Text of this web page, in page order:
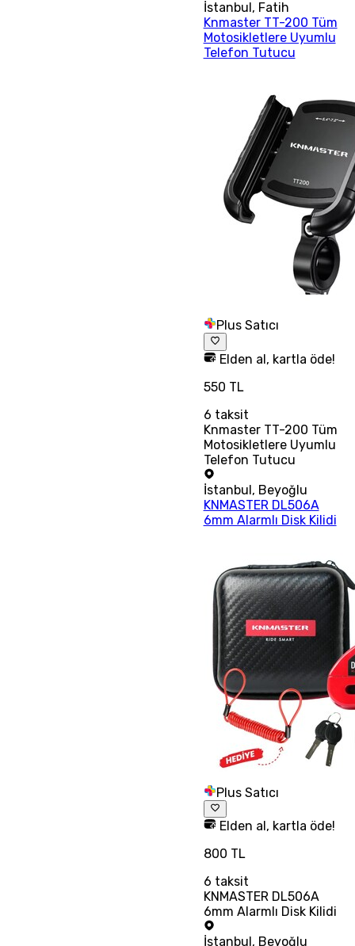
İstanbul , Fatih
Knmaster TT-200 Tüm
Motosikletlere Uyumlu
Telefon Tutucu
Plus Satıcı
Elden al, kartla öde!
550 TL
6 taksit
Knmaster TT-200 Tüm
Motosikletlere Uyumlu
Telefon Tutucu
İstanbul, Beyoğlu
KNMASTER DL506A
6mm Alarmlı Disk Kilidi
Plus Satıcı
Elden al, kartla öde!
800 TL
6 taksit
KNMASTER DL506A
6mm Alarmlı Disk Kilidi
İstanbul, Beyoğlu